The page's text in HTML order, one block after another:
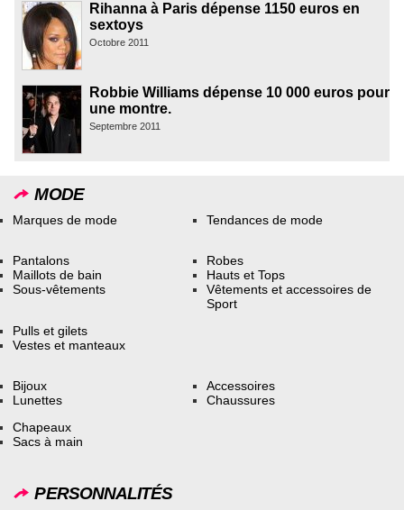
Rihanna à Paris dépense 1150 euros en
sextoys
Octobre 2011
Robbie Williams dépense 10 000 euros pour
une montre.
Septembre 2011
MODE
Marques de mode Tendances de mode
Pantalons
Maillots de bain
Sous-vêtements
Robes
Hauts et Tops
Vêtements et accessoires de
Sport
Pulls et gilets
Vestes et manteaux
Bijoux
Lunettes
Accessoires
Chaussures
Chapeaux
Sacs à main
PERSONNALITÉS